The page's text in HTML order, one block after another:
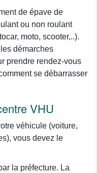
de épave de
ou non roulant
moto, scooter,..).
démarches
prendre rendez-vous
se débarrasser
VHU
véhicule (voiture,
vous devez le
la préfecture. La